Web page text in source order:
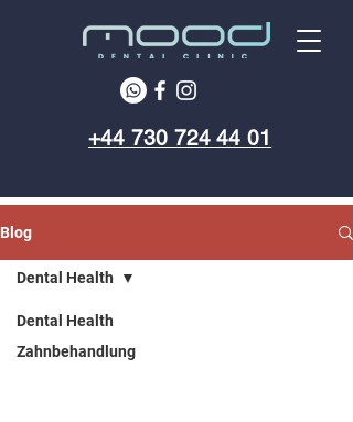
+44 730 724 44 01
Blog
Dental Health
Zahnbehandlung
Dental Health